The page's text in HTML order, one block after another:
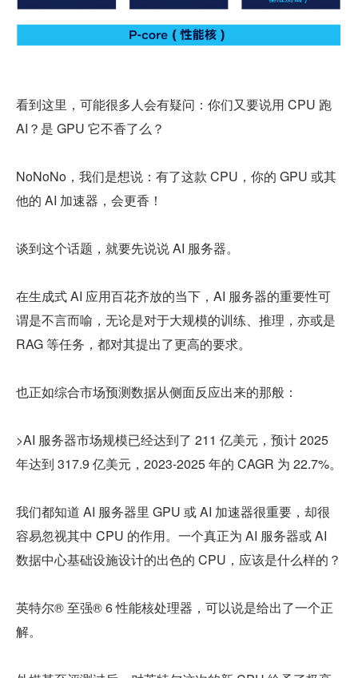
看到这里，可能很多人会有疑问：你们又要说用 CPU 跑
AI？是 GPU 它不香了么？
NoNoNo，我们是想说：有了这款 CPU，你的 GPU 或其
他的 AI 加速器，会更香！
谈到这个话题，就要先说说 AI 服务器。
在生成式 AI 应用百花齐放的当下，AI 服务器的重要性可
谓是不言而喻，无论是对于大规模的训练、推理，亦或是
RAG 等任务，都对其提出了更高的要求。
也正如综合市场预测数据从侧面反应出来的那般：
>AI 服务器市场规模已经达到了 211 亿美元，预计 2025
年达到 317.9 亿美元，2023-2025 年的 CAGR 为 22.7%。
我们都知道 AI 服务器里 GPU 或 AI 加速器很重要，却很
容易忽视其中 CPU 的作用。一个真正为 AI 服务器或 AI
数据中心基础设施设计的出色的 CPU，应该是什么样的？
英特尔® 至强® 6 性能核处理器，可以说是给出了一个正
解。